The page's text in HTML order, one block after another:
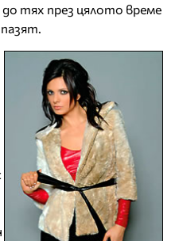
тях през цялото време